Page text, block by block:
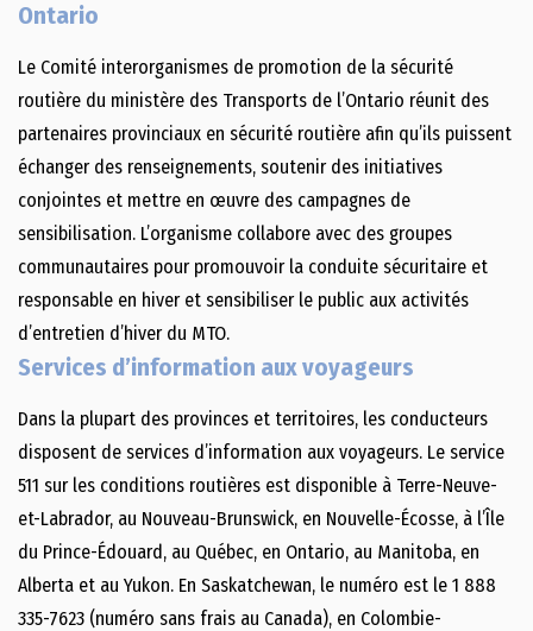
Ontario
Le Comité interorganismes de promotion de la sécurité
routière du ministère des Transports de l’Ontario réunit des
partenaires provinciaux en sécurité routière afin qu’ils puissent
échanger des renseignements, soutenir des initiatives
conjointes et mettre en œuvre des campagnes de
sensibilisation. L’organisme collabore avec des groupes
communautaires pour promouvoir la conduite sécuritaire et
responsable en hiver et sensibiliser le public aux activités
d’entretien d’hiver du MTO.
Services d’information aux voyageurs
Dans la plupart des provinces et territoires, les conducteurs
disposent de services d’information aux voyageurs. Le service
511 sur les conditions routières est disponible à Terre-Neuve-
et-Labrador, au Nouveau-Brunswick, en Nouvelle-Écosse, à l’Île
du Prince-Édouard, au Québec, en Ontario, au Manitoba, en
Alberta et au Yukon. En Saskatchewan, le numéro est le 1 888
335-7623 (numéro sans frais au Canada), en Colombie-